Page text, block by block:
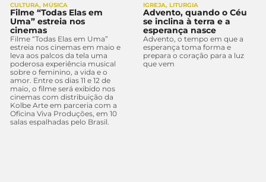
CULTURA, MÚSICA
Filme “Todas Elas em
Uma” estreia nos
cinemas
Filme “Todas Elas em Uma”
estreia nos cinemas em maio e
leva aos palcos da tela uma
poderosa experiência musical
sobre o feminino, a vida e o
amor. Entre os dias 11 e 12 de
maio, o filme será exibido nos
cinemas com distribuição da
Kolbe Arte em parceria com a
Oficina Viva Produções, em 10
salas espalhadas pelo Brasil.
IGREJA, LITURGIA
Advento, quando o Céu
se inclina à terra e a
esperança nasce
Advento, o tempo em que a
esperança toma forma e
prepara o coração para a luz
que vem